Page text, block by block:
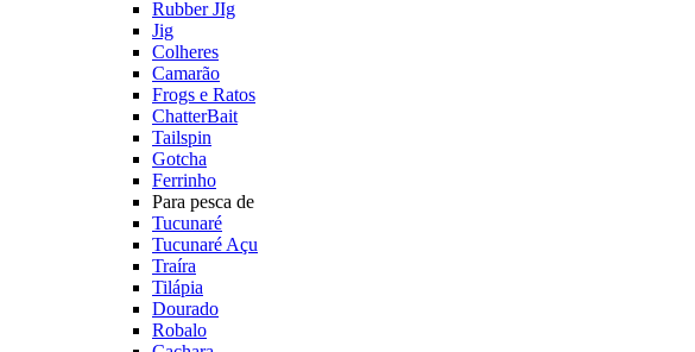
Rubber JIg
Jig
Colheres
Camarão
Frogs e Ratos
ChatterBait
Tailspin
Gotcha
Ferrinho
Para pesca de
Tucunaré
Tucunaré Açu
Traíra
Tilápia
Dourado
Robalo